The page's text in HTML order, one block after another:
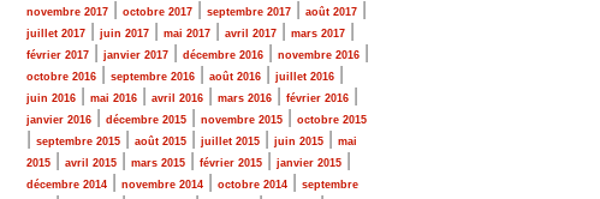
novembre 2017 octobre 2017 septembre 2017 août 2017
juillet 2017 juin 2017 mai 2017 avril 2017 mars 2017
février 2017 janvier 2017 décembre 2016 novembre 2016
octobre 2016 septembre 2016 août 2016 juillet 2016
juin 2016 mai 2016 avril 2016 mars 2016 février 2016
janvier 2016 décembre 2015 novembre 2015 octobre 2015
septembre 2015 août 2015 juillet 2015 juin 2015
mai
2015
avril 2015 mars 2015 février 2015 janvier 2015
décembre 2014 novembre 2014 octobre 2014
septembre